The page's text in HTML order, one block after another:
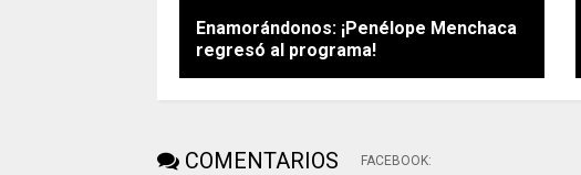
Enamorándonos: ¡Penélope Menchaca
regresó al programa!
COMENTARIOS FACEBOOK: